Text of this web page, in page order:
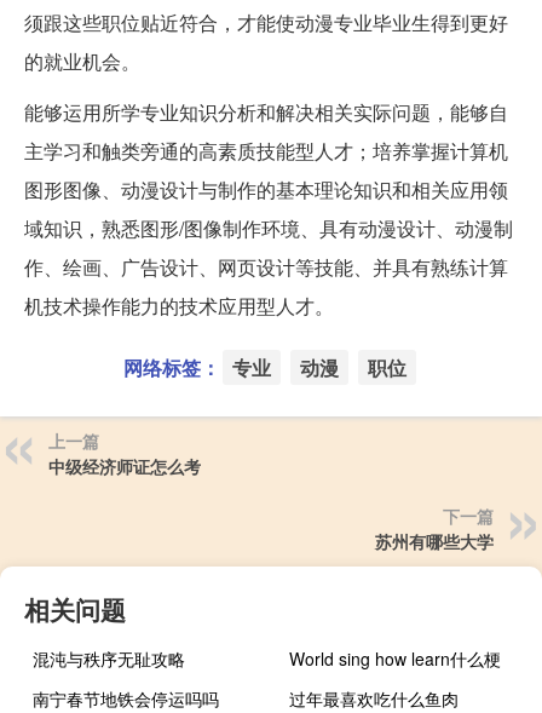
须跟这些职位贴近符合，才能使动漫专业毕业生得到更好
的就业机会。
能够运用所学专业知识分析和解决相关实际问题，能够自
主学习和触类旁通的高素质技能型人才；培养掌握计算机
图形图像、动漫设计与制作的基本理论知识和相关应用领
域知识，熟悉图形/图像制作环境、具有动漫设计、动漫制
作、绘画、广告设计、网页设计等技能、并具有熟练计算
机技术操作能力的技术应用型人才。
网络标签： 专业 动漫 职位
上一篇
中级经济师证怎么考
下一篇
苏州有哪些大学
相关问题
混沌与秩序无耻攻略
World sing how learn什么梗
南宁春节地铁会停运吗吗
过年最喜欢吃什么鱼肉